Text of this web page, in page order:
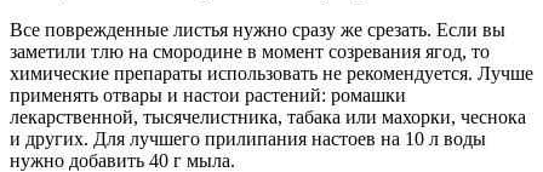
Все поврежденные листья нужно сразу же срезать. Если вы
заметили тлю на смородине в момент созревания ягод, то
химические препараты использовать не рекомендуется. Лучше
применять отвары и настои растений: ромашки
лекарственной, тысячелистника, табака или махорки, чеснока
и других. Для лучшего прилипания настоев на 10 л воды
нужно добавить 40 г мыла.